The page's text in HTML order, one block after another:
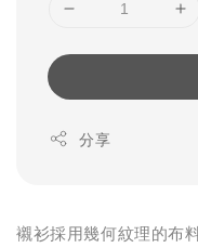
分享
襯衫採用幾何紋理的布